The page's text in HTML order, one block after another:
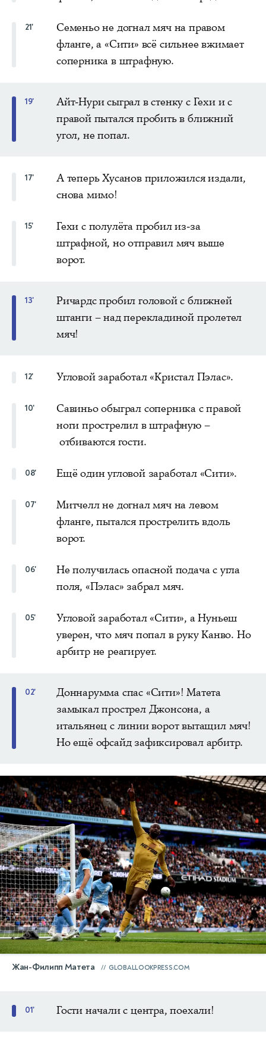
21'
Семеньо не догнал мяч на правом
фланге, а «Сити» всё сильнее вжимает
соперника в штрафную.
19'
Айт-Нури сыграл в стенку с Гехи и с
правой пытался пробить в ближний
угол, не попал.
17'
А теперь Хусанов приложился издали,
снова мимо!
15'
Гехи с полулёта пробил из-за
штрафной, но отправил мяч выше
ворот.
13'
Ричардс пробил головой с ближней
штанги – над перекладиной пролетел
мяч!
12' Угловой заработал «Кристал Пэлас».
10'
Савиньо обыграл соперника с правой
ноги прострелил в штрафную –
отбиваются гости.
08' Ещё один угловой заработал «Сити».
07'
Митчелл не догнал мяч на левом
фланге, пытался прострелить вдоль
ворот.
06'
Не получилась опасной подача с угла
поля, «Пэлас» забрал мяч.
05'
Угловой заработал «Сити», а Нуньеш
уверен, что мяч попал в руку Канво. Но
арбитр не реагирует.
02'
Доннарумма спас «Сити»! Матета
замыкал прострел Джонсона, а
итальянец с линии ворот вытащил мяч!
Но ещё офсайд зафиксировал арбитр.
Жан-Филипп Матета GLOBALLOOKPRESS.COM
01' Гости начали с центра, поехали!